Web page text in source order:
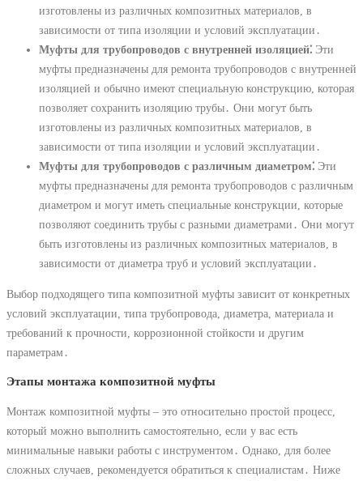
изготовлены из различных композитных материалов, в
зависимости от типа изоляции и условий эксплуатации․
Муфты для трубопроводов с внутренней изоляцией⁚ Эти
муфты предназначены для ремонта трубопроводов с внутренней
изоляцией и обычно имеют специальную конструкцию, которая
позволяет сохранить изоляцию трубы․ Они могут быть
изготовлены из различных композитных материалов, в
зависимости от типа изоляции и условий эксплуатации․
Муфты для трубопроводов с различным диаметром⁚ Эти
муфты предназначены для ремонта трубопроводов с различным
диаметром и могут иметь специальные конструкции, которые
позволяют соединить трубы с разными диаметрами․ Они могут
быть изготовлены из различных композитных материалов, в
зависимости от диаметра труб и условий эксплуатации․
Выбор подходящего типа композитной муфты зависит от конкретных
условий эксплуатации, типа трубопровода, диаметра, материала и
требований к прочности, коррозионной стойкости и другим
параметрам․
Этапы монтажа композитной муфты
Монтаж композитной муфты – это относительно простой процесс,
который можно выполнить самостоятельно, если у вас есть
минимальные навыки работы с инструментом․ Однако, для более
сложных случаев, рекомендуется обратиться к специалистам․ Ниже